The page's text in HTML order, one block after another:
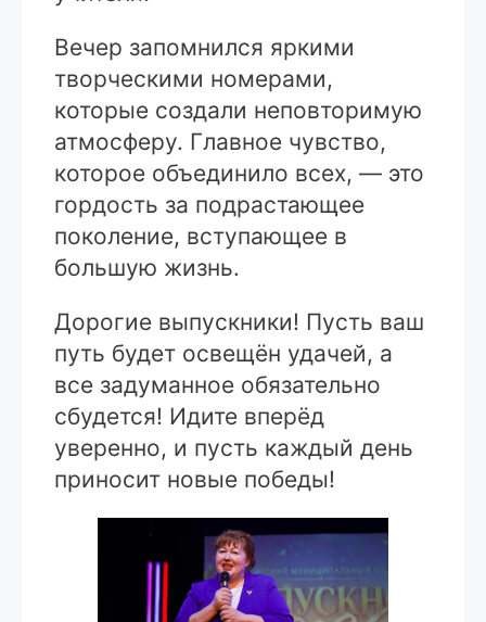
Вечер запомнился яркими
творческими номерами,
которые создали неповторимую
атмосферу. Главное чувство,
которое объединило всех, — это
гордость за подрастающее
поколение, вступающее в
большую жизнь.
Дорогие выпускники! Пусть ваш
путь будет освещён удачей, а
все задуманное обязательно
сбудется! Идите вперёд
уверенно, и пусть каждый день
приносит новые победы!